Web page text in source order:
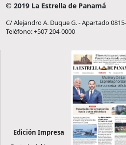
© 2019 La Estrella de Panamá
C/ Alejandro A. Duque G. - Apartado
Teléfono: +507 204-0000
Edición Impresa